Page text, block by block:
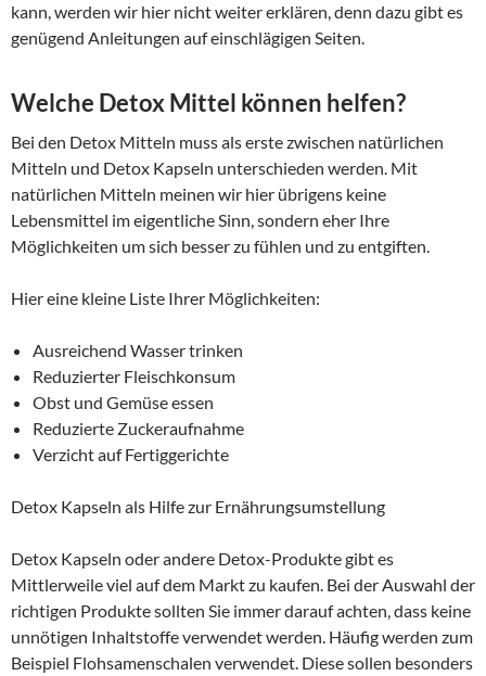
kann, werden wir hier nicht weiter erklären, denn dazu gibt es
genügend Anleitungen auf einschlägigen Seiten.
Welche Detox Mittel können helfen?
Bei den Detox Mitteln muss als erste zwischen natürlichen
Mitteln und Detox Kapseln unterschieden werden. Mit
natürlichen Mitteln meinen wir hier übrigens keine
Lebensmittel im eigentliche Sinn, sondern eher Ihre
Möglichkeiten um sich besser zu fühlen und zu entgiften.
Hier eine kleine Liste Ihrer Möglichkeiten:
Ausreichend Wasser trinken
Reduzierter Fleischkonsum
Obst und Gemüse essen
Reduzierte Zuckeraufnahme
Verzicht auf Fertiggerichte
Detox Kapseln als Hilfe zur Ernährungsumstellung
Detox Kapseln oder andere Detox-Produkte gibt es
Mittlerweile viel auf dem Markt zu kaufen. Bei der Auswahl der
richtigen Produkte sollten Sie immer darauf achten, dass keine
unnötigen Inhaltstoffe verwendet werden. Häufig werden zum
Beispiel Flohsamenschalen verwendet. Diese sollen besonders